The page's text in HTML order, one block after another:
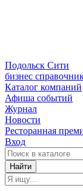
Подольск Сити
бизнес
Каталог компаний
Афиша событий
Журнал
Новости
Ресторанная
Вход
Найти